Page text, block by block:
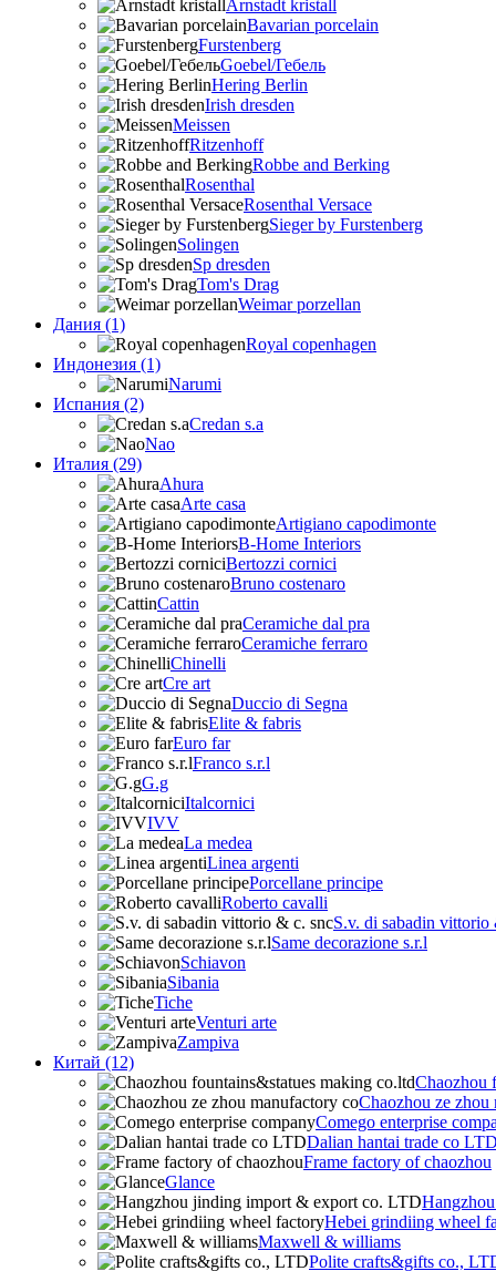
Arnstadt kristall
Bavarian porcelain
Furstenberg
Goebel/Гебель
Hering Berlin
Irish dresden
Meissen
Ritzenhoff
Robbe and Berking
Rosenthal
Rosenthal Versace
Sieger by Furstenberg
Solingen
Sp dresden
Tom's Drag
Weimar porzellan
Дания (1)
Royal copenhagen
Индонезия (1)
Narumi
Испания (2)
Credan s.a
Nao
Италия (29)
Ahura
Arte casa
Artigiano capodimonte
B-Home Interiors
Bertozzi cornici
Bruno costenaro
Cattin
Ceramiche dal pra
Ceramiche ferraro
Chinelli
Cre art
Duccio di Segna
Elite & fabris
Euro far
Franco s.r.l
G.g
Italcornici
IVV
La medea
Linea argenti
Porcellane principe
Roberto cavalli
S.v. di sabadin vittorio
Same decorazione s.r.l
Schiavon
Sibania
Tiche
Venturi arte
Zampiva
Китай (12)
Chaozhou
Chaozhou ze zhou
Comego enterprise
Dalian hantai trade co LTD
Frame factory of chaozhou
Glance
Hebei grindiing wheel
Maxwell & williams
Polite crafts&gifts co.,